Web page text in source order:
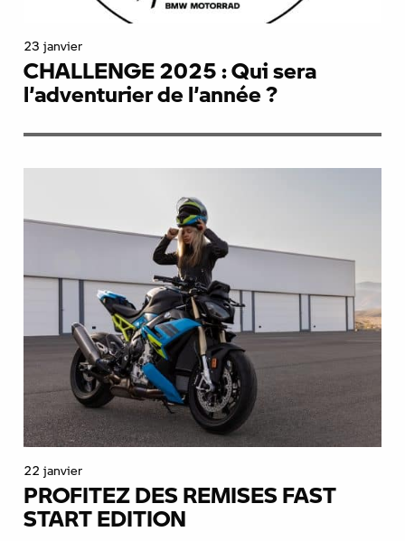
23 janvier
CHALLENGE 2025 : Qui sera
l’adventurier de l’année ?
22 janvier
PROFITEZ DES REMISES FAST
START EDITION